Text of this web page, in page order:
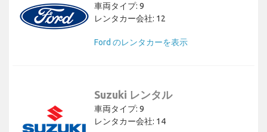
車両タイプ: 9
レンタカー会社: 12
Ford のレンタカーを表示
Suzuki レンタル
車両タイプ: 9
レンタカー会社: 14